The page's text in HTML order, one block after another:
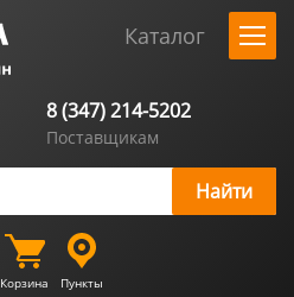
Каталог
8 (347) 214-5202
Поставщикам
Корзина Пункты